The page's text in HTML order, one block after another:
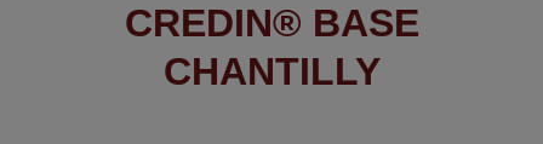
CREDIN® BASE
CHANTILLY